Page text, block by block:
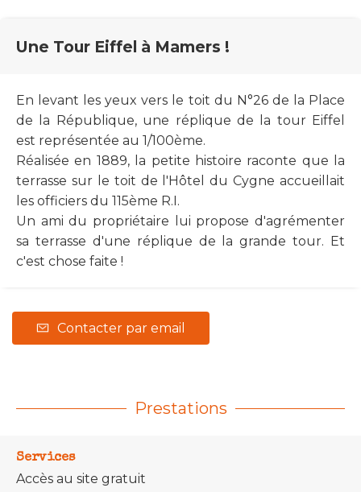
Une Tour Eiffel à Mamers !
En levant les yeux vers le toit du N°26 de la Place
de la République, une réplique de la tour Eiffel
est représentée au 1/100ème.
Réalisée en 1889, la petite histoire raconte que la
terrasse sur le toit de l'Hôtel du Cygne accueillait
les officiers du 115ème R.I.
Un ami du propriétaire lui propose d'agrémenter
sa terrasse d'une réplique de la grande tour. Et
c'est chose faite !
Contacter par email
Prestations
Services
Accès au site gratuit